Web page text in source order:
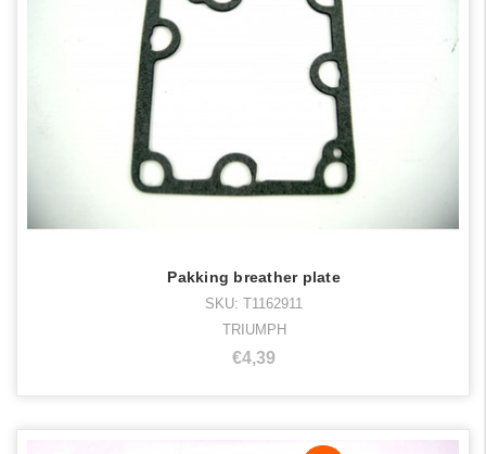
Pakking breather plate
SKU: T1162911
TRIUMPH
€4,39